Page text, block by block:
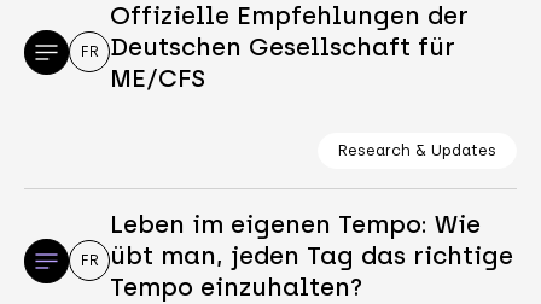
FR
Offizielle Empfehlungen der
Deutschen Gesellschaft für
ME/CFS
Research & Updates
FR
Leben im eigenen Tempo: Wie
übt man, jeden Tag das richtige
Tempo einzuhalten?